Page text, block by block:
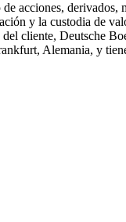
acciones, derivados,
y la custodia de
cliente, Deutsche
Alemania, y